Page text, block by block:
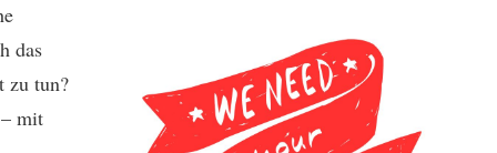
das
zu tun?
mit